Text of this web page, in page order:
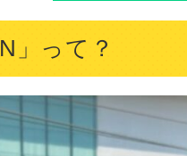
」って？